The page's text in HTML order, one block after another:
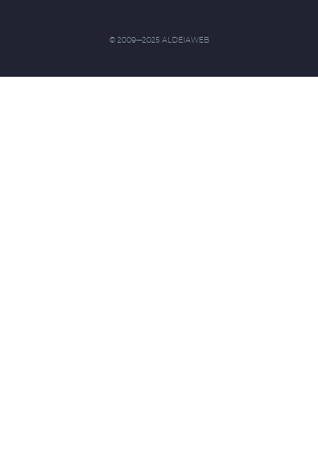
© 2009—2025 ALDEIAWEB